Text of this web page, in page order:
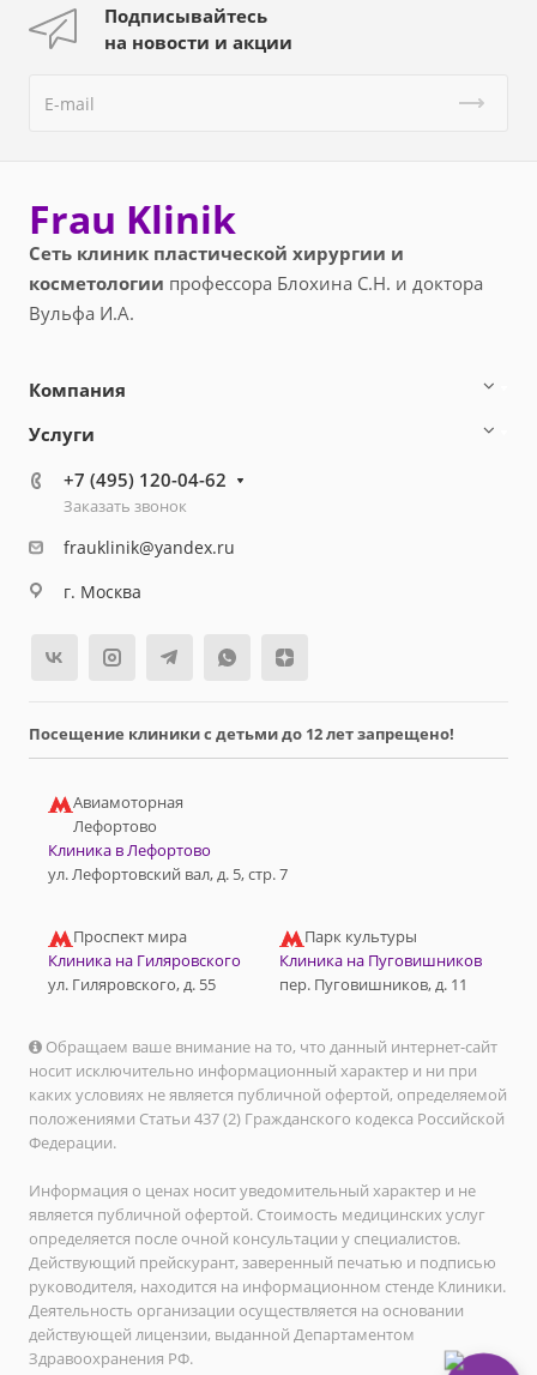
Подписывайтесь
на новости и акции
Frau Klinik
Сеть клиник пластической хирургии и
косметологии профессора Блохина С.Н. и доктора
Вульфа И.А.
Компания
Услуги
+7 (495) 120-04-62
Заказать звонок
frauklinik@yandex.ru
г. Москва
Посещение клиники с детьми до 12 лет запрещено!
Авиамоторная
Лефортово
Клиника в Лефортово
ул. Лефортовский вал, д. 5, стр. 7
Проспект мира
Клиника на Гиляровского
ул. Гиляровского, д. 55
Парк культуры
Клиника на Пуговишников
пер. Пуговишников, д. 11
Обращаем ваше внимание на то, что данный интернет-сайт
носит исключительно информационный характер и ни при
каких условиях не является публичной офертой, определяемой
положениями Статьи 437 (2) Гражданского кодекса Российской
Федерации.
Информация о ценах носит уведомительный характер и не
является публичной офертой. Стоимость медицинских услуг
определяется после очной консультации у специалистов.
Действующий прейскурант, заверенный печатью и подписью
руководителя, находится на информационном стенде Клиники.
Деятельность организации осуществляется на основании
действующей лицензии, выданной Департаментом
Здравоохранения РФ.